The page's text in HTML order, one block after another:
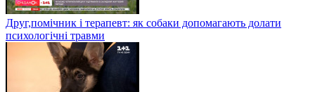
Друг,помічник і терапевт: як собаки допомагають долати
психологічні травми